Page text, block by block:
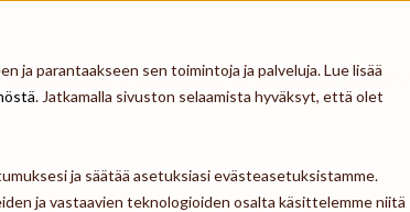
ja parantaakseen sen toimintoja ja palveluja. Lue lisää
. Jatkamalla sivuston selaamista hyväksyt, että olet
ja säätää asetuksiasi evästeasetuksistamme.
ja vastaavien teknologioiden osalta käsittelemme niitä
Työnantaja Työntekijä Palveluntarjoaja